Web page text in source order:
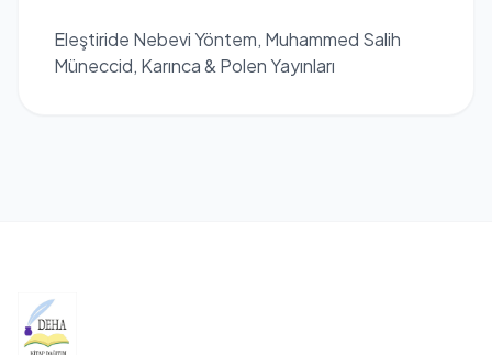
Eleştiride Nebevi Yöntem, Muhammed Salih
Müneccid, Karınca & Polen Yayınları